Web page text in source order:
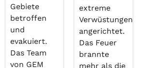
Gebiete
betroffen
und
evakuiert.
Das Team
von GEM
extreme
Verwüstungen
angerichtet.
Das Feuer
brannte
mehr als die